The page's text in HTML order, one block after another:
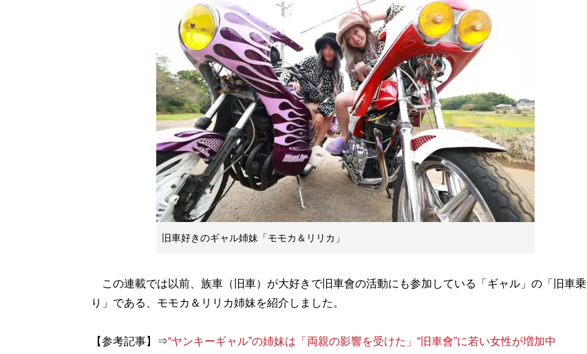
旧車好きのギャル姉妹「モモカ＆リリカ」
この連載では以前、族車（旧車）が大好きで旧車會の活動にも参加している「ギャル」の「旧車乗
り」である、モモカ＆リリカ姉妹を紹介しました。
【参考記事】⇒“ヤンキーギャル”の姉妹は「両親の影響を受けた」“旧車會”に若い女性が増加中